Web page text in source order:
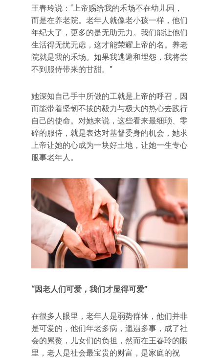
王春玲说：“上帝赐给我的禾场不在幼儿园，
而是在养老院。老年人就像老小孩一样，他们
年纪大了，更多的是无助无力。我们能让他们
生活得无忧无虑，这才能荣耀上帝的名。养老
院就是我的禾场。如果我逃避和埋怨，我将尝
不到服侍带来的甘甜。”
她深知自己手中所做的工就是上帝的呼召，因
而能带着坚韧不拔的毅力与极大的热心去践行
自己的使命。对她来说，这些看来最细琐、零
碎的服侍，就是表达对基督委身的机会，她求
上帝让她的心成为一块好土地，让她一生专心
服事老年人。
“因老人们可爱，我们才显得可爱”
在很多人眼里，老年人是弱势群体，他们并非
是可爱的，他们年老多病，邋遢多事，成了社
会的累赘，儿女们的负担，然而在王春玲的眼
里，老人是社会最宝贵的财富，是家庭的祝